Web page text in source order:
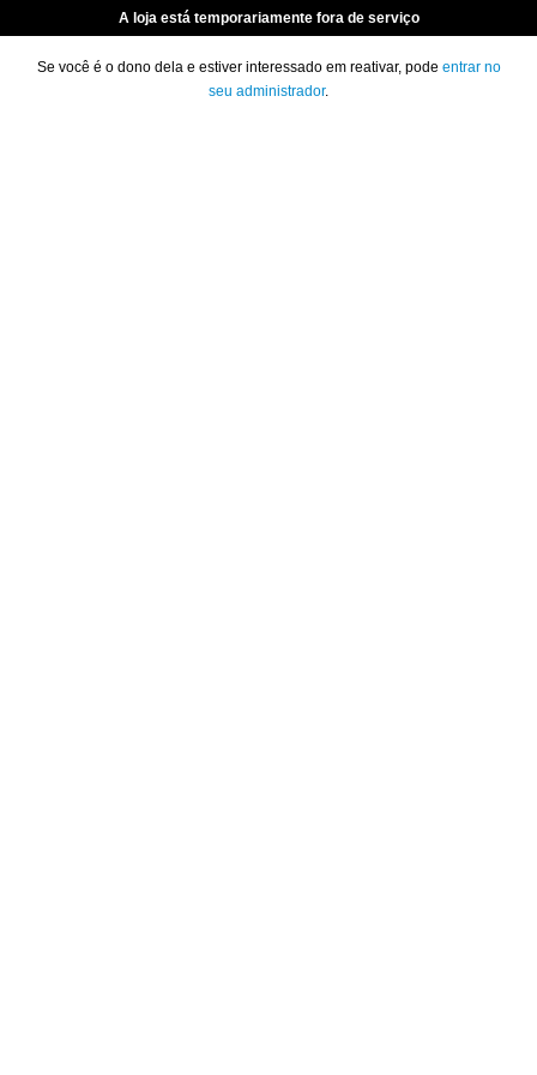
A loja está temporariamente fora de serviço
Se você é o dono dela e estiver interessado em reativar, pode entrar no
seu administrador.